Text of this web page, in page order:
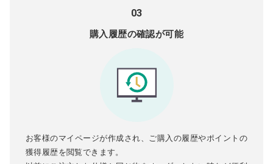
03
購入履歴の確認が可能
お客様のマイページが作成され、ご購入の履歴やポイントの
獲得履歴を閲覧できます。